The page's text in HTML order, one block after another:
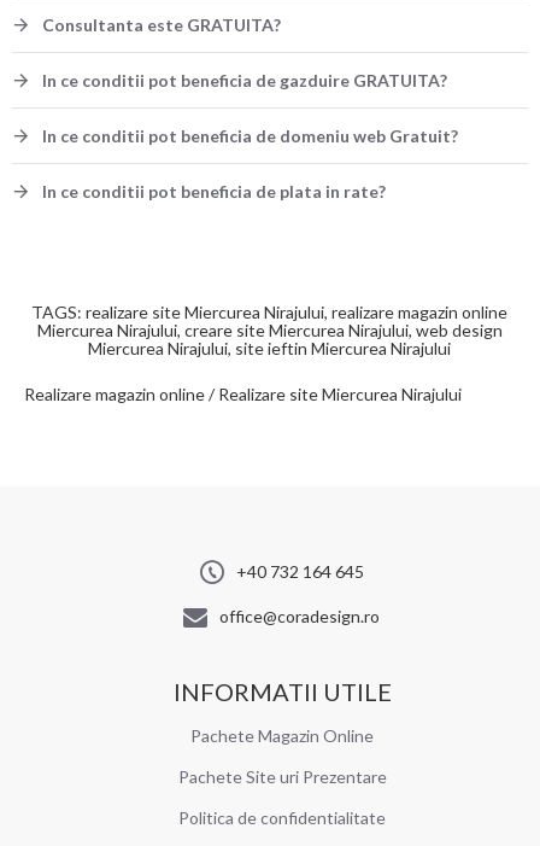
Consultanta este GRATUITA?
In ce conditii pot beneficia de gazduire GRATUITA?
In ce conditii pot beneficia de domeniu web Gratuit?
In ce conditii pot beneficia de plata in rate?
TAGS: realizare site Miercurea Nirajului, realizare magazin online
Miercurea Nirajului, creare site Miercurea Nirajului, web design
Miercurea Nirajului, site ieftin Miercurea Nirajului
Realizare magazin online / Realizare site Miercurea Nirajului
+40 732 164 645
office@coradesign.ro
INFORMATII UTILE
Pachete Magazin Online
Pachete Site uri Prezentare
Politica de confidentialitate